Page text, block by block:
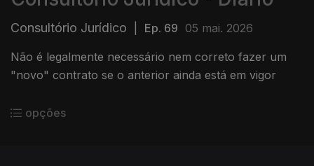
Consultório Jurídico Ep. 69 05 mai. 2026
Não é legalmente necessário nem correto fazer um
"novo" contrato se o anterior ainda está em vigor
opções